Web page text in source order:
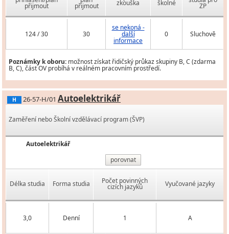
přijmout přijmout zkouška školné ZP
124 / 30 30
se nekoná -
další
informace
0 Sluchově
Poznámky k oboru: možnost získat řidičský průkaz skupiny B, C (zdarma
B, C), část OV probíhá v reálném pracovním prostředí.
H 26-57-H/01 Autoelektrikář
Zaměření nebo Školní vzdělávací program (ŠVP)
Autoelektrikář
porovnat
Délka studia Forma studia Počet povinných
cizích jazyků Vyučované jazyky
3,0 Denní 1 A